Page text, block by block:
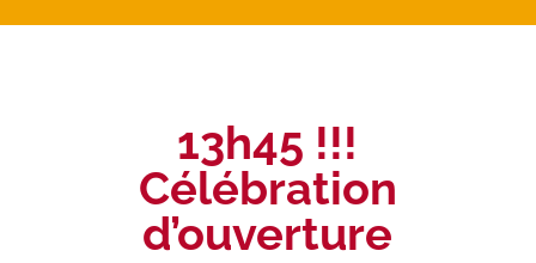
13h45 !!!
Célébration
d’ouverture